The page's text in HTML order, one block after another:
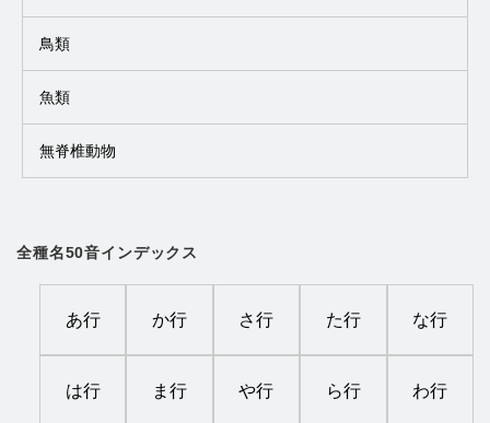
鳥類
魚類
無脊椎動物
全種名50音インデックス
あ行 か行 さ行 た行 な行
は行 ま行 や行 ら行 わ行